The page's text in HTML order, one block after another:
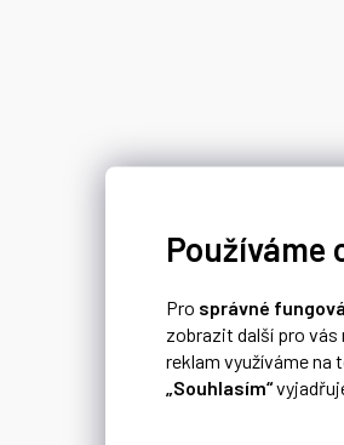
Používáme
Pro správné
zobrazit další pro
reklam využíváme na
„Souhlasím“